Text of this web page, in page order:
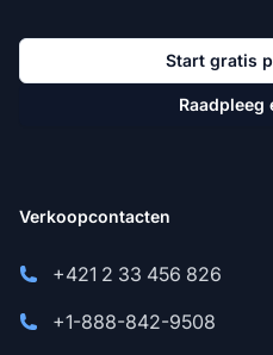
Start gratis
Raadpleeg
Verkoopcontacten
+421 2 33 456 826
+1-888-842-9508